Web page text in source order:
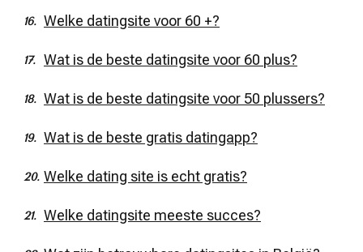
Welke datingsite voor 60 +?
Wat is de beste datingsite voor 60 plus?
Wat is de beste datingsite voor 50 plussers?
Wat is de beste gratis datingapp?
Welke dating site is echt gratis?
Welke datingsite meeste succes?